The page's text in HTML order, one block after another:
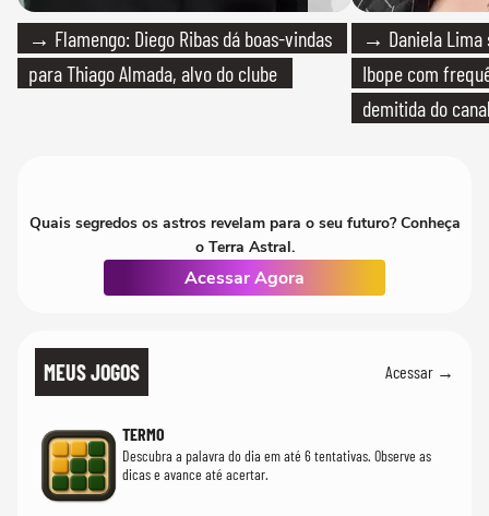
→ Flamengo: Diego Ribas dá boas-vindas
para Thiago Almada, alvo do clube
→ Daniela Lima
Ibope com
demitida do
Quais segredos os astros revelam para o seu futuro? Conheça
o Terra Astral.
Acessar Agora
MEUS JOGOS Acessar →
TERMO
Descubra a palavra do dia em até 6 tentativas. Observe as
dicas e avance até acertar.